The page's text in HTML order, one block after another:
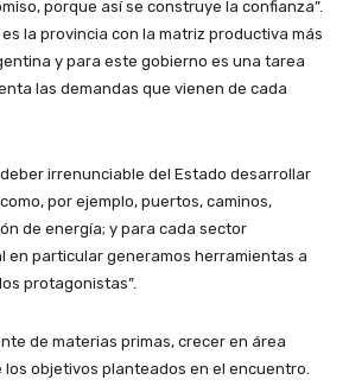
porque así se construye la confianza”.
es la provincia con la matriz productiva más
y para este gobierno es una tarea
las demandas que vienen de cada
irrenunciable del Estado desarrollar
por ejemplo, puertos, caminos,
de energía; y para cada sector
en particular generamos herramientas a
protagonistas”.
de materias primas, crecer en área
objetivos planteados en el encuentro.